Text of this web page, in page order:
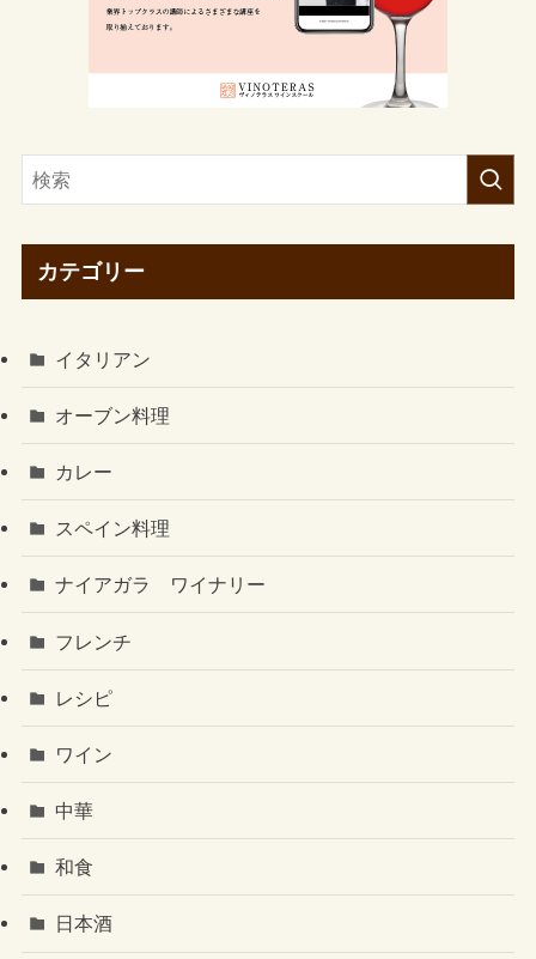
カテゴリー
イタリアン
オーブン料理
カレー
スペイン料理
ナイアガラ ワイナリー
フレンチ
レシピ
ワイン
中華
和食
日本酒